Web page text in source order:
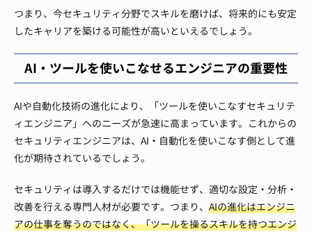
つまり、今セキュリティ分野でスキルを磨けば、将来的にも安定
したキャリアを築ける可能性が高いといえるでしょう。
AI・ツールを使いこなせるエンジニアの重要性
AIや自動化技術の進化により、「ツールを使いこなすセキュリテ
ィエンジニア」へのニーズが急速に高まっています。これからの
セキュリティエンジニアは、AI・自動化を使いこなす側として進
化が期待されているでしょう。
セキュリティは導入するだけでは機能せず、適切な設定・分析・
改善を行える専門人材が必要です。つまり、 AIの進化はエンジニ
アの仕事を奪うのではなく、「ツールを操るスキルを持つエンジ